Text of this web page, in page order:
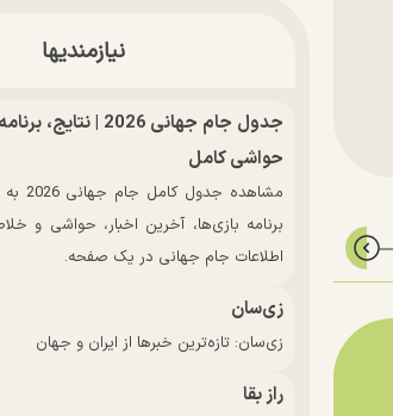
نیازمندیها
جدول جام جهانی 2026 |
حواشی کامل
برنامه بازی‌ها، آخرین اخبار، حواشی و
اطلاعات جام جهانی در یک صفحه.
زی‌سان
زی‌سان: تازه‌ترین خبرها از ایران و جهان
راز بقا